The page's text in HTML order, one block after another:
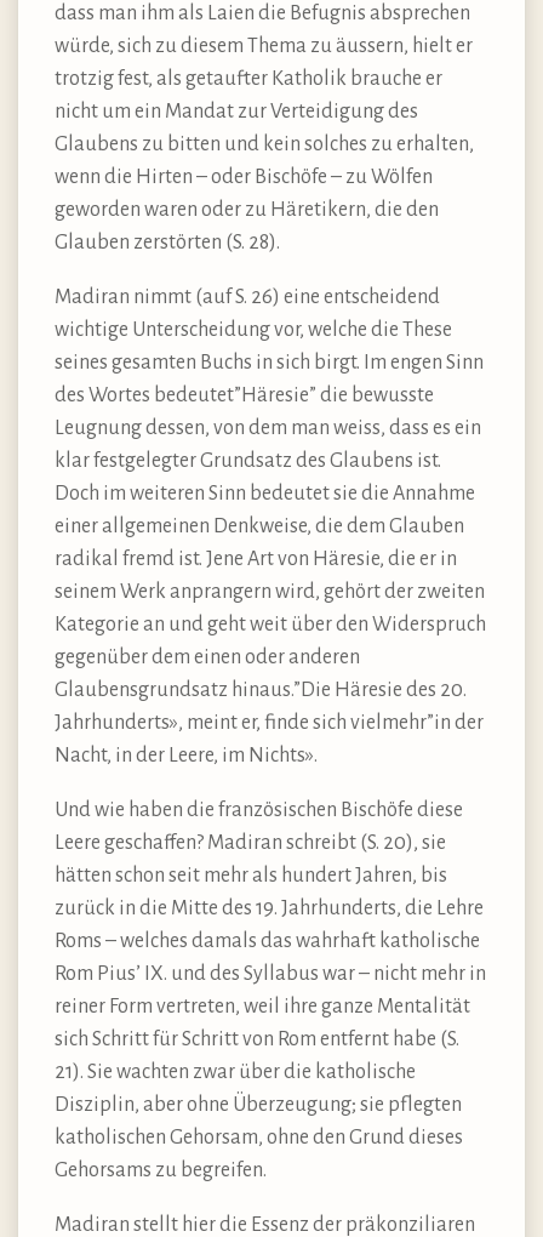
dass man ihm als Laien die Befugnis absprechen
würde, sich zu diesem Thema zu äussern, hielt er
trotzig fest, als getaufter Katholik brauche er
nicht um ein Mandat zur Verteidigung des
Glaubens zu bitten und kein solches zu erhalten,
wenn die Hirten – oder Bischöfe – zu Wölfen
geworden waren oder zu Häretikern, die den
Glauben zerstörten (S. 28).
Madiran nimmt (auf S. 26) eine entscheidend
wichtige Unterscheidung vor, welche die These
seines gesamten Buchs in sich birgt. Im engen Sinn
des Wortes bedeutet”Häresie” die bewusste
Leugnung dessen, von dem man weiss, dass es ein
klar festgelegter Grundsatz des Glaubens ist.
Doch im weiteren Sinn bedeutet sie die Annahme
einer allgemeinen Denkweise, die dem Glauben
radikal fremd ist. Jene Art von Häresie, die er in
seinem Werk anprangern wird, gehört der zweiten
Kategorie an und geht weit über den Widerspruch
gegenüber dem einen oder anderen
Glaubensgrundsatz hinaus.”Die Häresie des 20.
Jahrhunderts», meint er, finde sich vielmehr”in der
Nacht, in der Leere, im Nichts».
Und wie haben die französischen Bischöfe diese
Leere geschaffen? Madiran schreibt (S. 20), sie
hätten schon seit mehr als hundert Jahren, bis
zurück in die Mitte des 19. Jahrhunderts, die Lehre
Roms – welches damals das wahrhaft katholische
Rom Pius’ IX. und des Syllabus war – nicht mehr in
reiner Form vertreten, weil ihre ganze Mentalität
sich Schritt für Schritt von Rom entfernt habe (S.
21). Sie wachten zwar über die katholische
Disziplin, aber ohne Überzeugung; sie pflegten
katholischen Gehorsam, ohne den Grund dieses
Gehorsams zu begreifen.
Madiran stellt hier die Essenz der präkonziliaren